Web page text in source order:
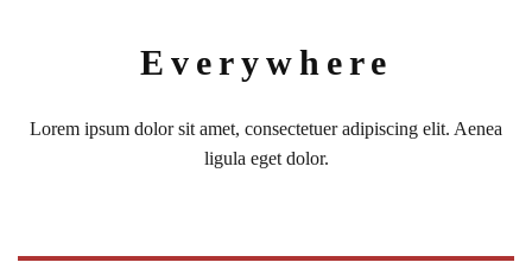
Everywhere
Lorem ipsum dolor sit amet, consectetuer adipiscing elit. Aenea
ligula eget dolor.